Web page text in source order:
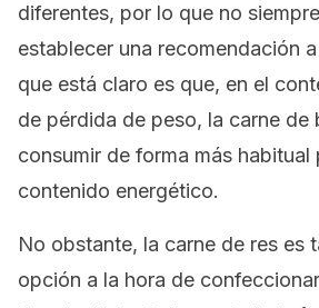
diferentes, por lo que no
establecer una recomendación
que está claro es que, en el
de pérdida de peso, la carne de
consumir de forma más habitual
contenido energético.
No obstante, la carne de res es
opción a la hora de